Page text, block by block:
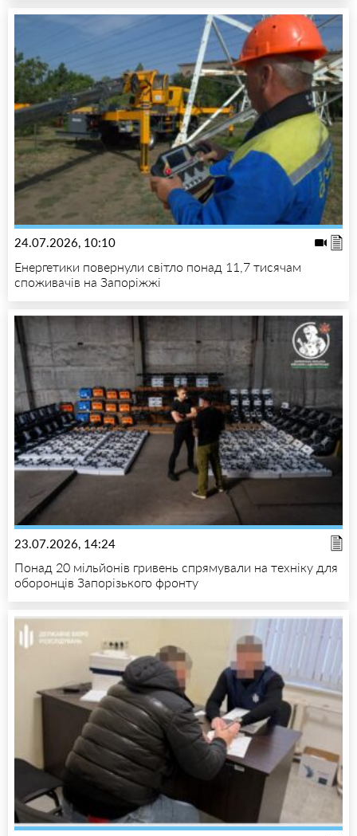
24.07.2026, 10:10
Енергетики повернули світло понад 11,7 тисячам
споживачів на Запоріжжі
23.07.2026, 14:24
Понад 20 мільйонів гривень спрямували на техніку для
оборонців Запорізького фронту